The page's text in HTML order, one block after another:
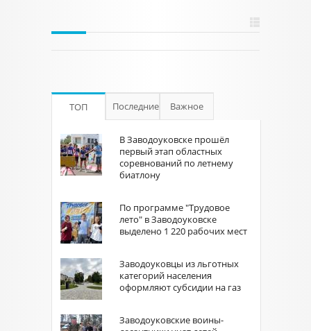
ТОП Последние Важное
В Заводоуковске прошёл
первый этап областных
соревнований по летнему
биатлону
По программе "Трудовое
лето" в Заводоуковске
выделено 1 220 рабочих мест
Заводоуковцы из льготных
категорий населения
оформляют субсидии на газ
Заводоуковские воины-